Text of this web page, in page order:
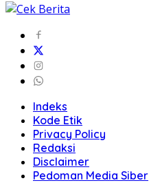
Indeks
Kode Etik
Privacy Policy
Redaksi
Disclaimer
Pedoman Media Siber